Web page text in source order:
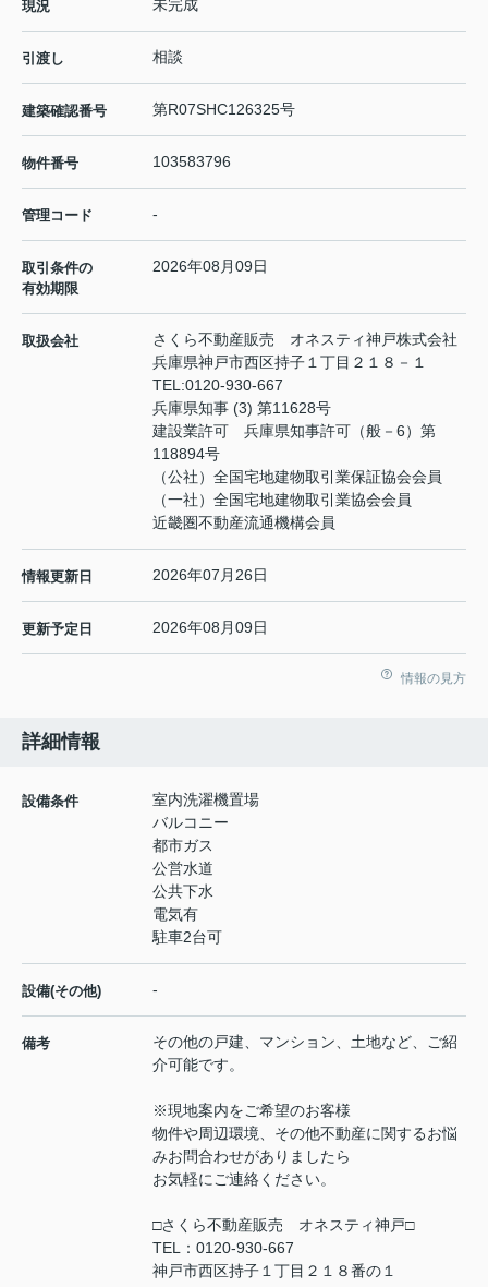
現況 未完成
引渡し 相談
建築確認番号 第R07SHC126325号
物件番号 103583796
管理コード -
取引条件の
有効期限
2026年08月09日
取扱会社
さくら不動産販売 オネスティ神戸株式会社
兵庫県神戸市西区持子１丁目２１８－１
TEL:0120-930-667
兵庫県知事 (3) 第11628号
建設業許可 兵庫県知事許可（般－6）第
118894号
（公社）全国宅地建物取引業保証協会会員
（一社）全国宅地建物取引業協会会員
近畿圏不動産流通機構会員
情報更新日 2026年07月26日
更新予定日 2026年08月09日
情報の見方
詳細情報
設備条件
室内洗濯機置場
バルコニー
都市ガス
公営水道
公共下水
電気有
駐車2台可
設備(その他) -
備考
その他の戸建、マンション、土地など、ご紹
介可能です。
※現地案内をご希望のお客様
物件や周辺環境、その他不動産に関するお悩
みお問合わせがありましたら
お気軽にご連絡ください。
□さくら不動産販売 オネスティ神戸□
TEL：0120-930-667
神戸市西区持子１丁目２１８番の１